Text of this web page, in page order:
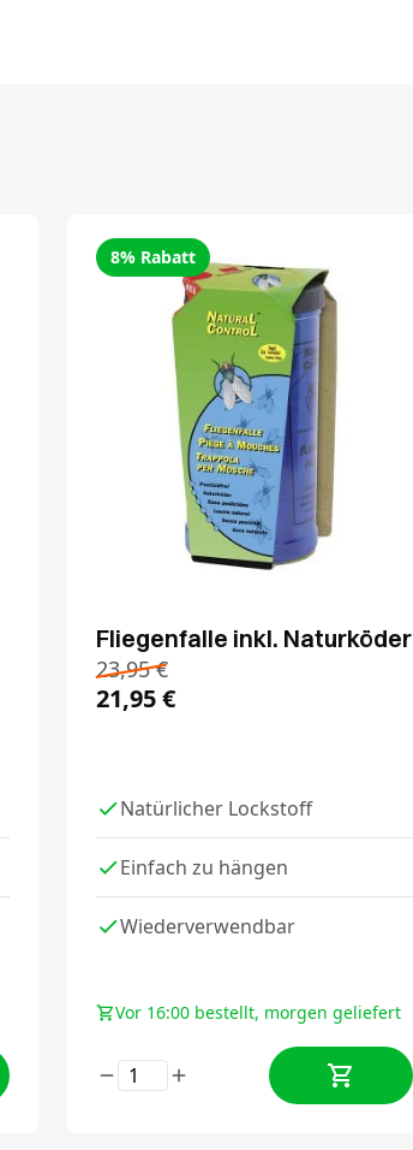
8% Rabatt
Fliegenfalle inkl. Naturköder
23,95€
21,95€
Natürlicher Lockstoff
Einfach zu hängen
Wiederverwendbar
Vor 16:00 bestellt, morgen geliefert